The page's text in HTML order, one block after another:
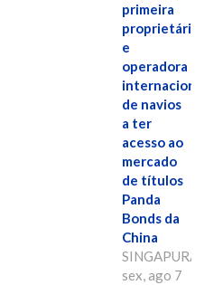
primeira
proprietária
e
operadora
internacional
de navios
a ter
acesso ao
mercado
de títulos
Panda
Bonds da
China
SINGAPURA,
sex, ago 7